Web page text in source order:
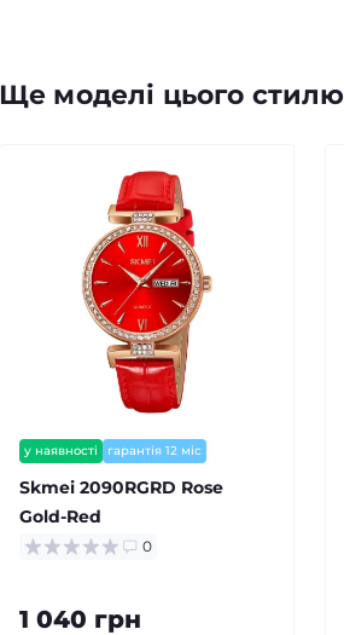
Ще моделі цього стилю
у наявності гарантія 12 міс
Skmei 2090RGRD Rose
Gold-Red
0
1 040 грн